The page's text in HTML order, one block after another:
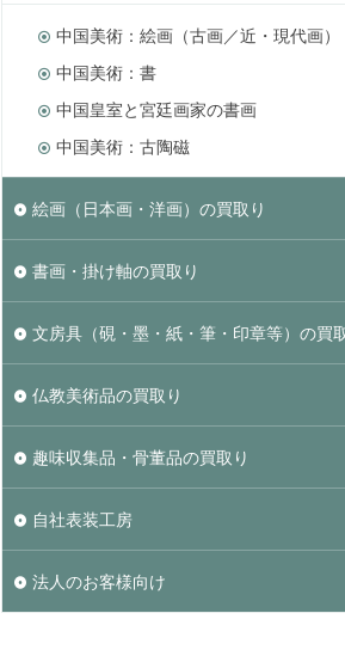
中国美術：絵画（古画／近・現代画）
中国美術：書
中国皇室と宮廷画家の書画
中国美術：古陶磁
絵画（日本画・洋画）の買取り
書画・掛け軸の買取り
文房具（硯・墨・紙・筆・印章等）の買
仏教美術品の買取り
趣味収集品・骨董品の買取り
自社表装工房
法人のお客様向け